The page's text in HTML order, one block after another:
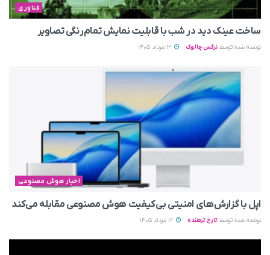
فناوری
ساخت عینک دید در شب با قابلیت نمایش تمام‌رنگی تصاویر
نوشته شده توسط نرگس چالوک
اخبار هوش مصنوعی
اپل با گزارش‌های امنیتی بی‌کیفیت هوش مصنوعی مقابله می‌کند
نوشته شده توسط تارخ ترهنده